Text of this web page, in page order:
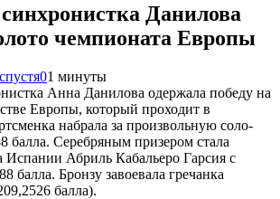
Данилова
чемпионата Европы
01 минуты
Анна Данилова одержала победу на
Европы, который проходит в
набрала за произвольную соло-
балла. Серебряным призером стала
Испании Абриль Кабальеро Гарсия с
балла. Бронзу завоевала гречанка
балла).